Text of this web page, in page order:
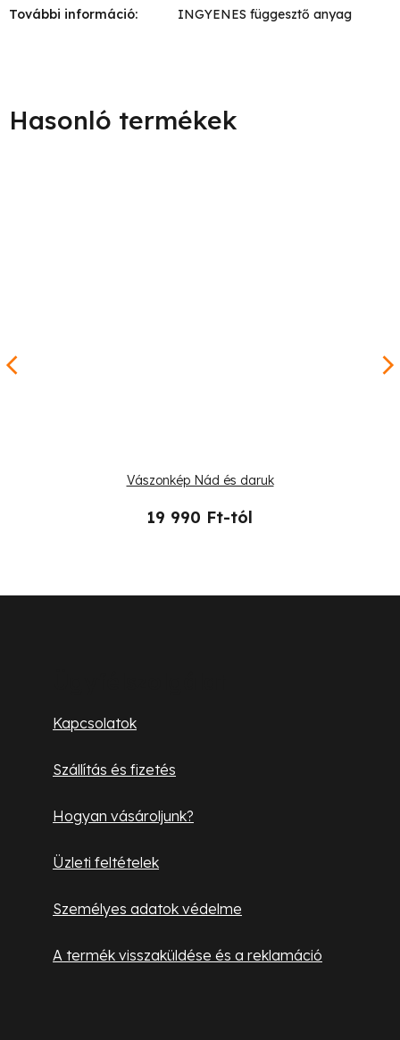
További információ: INGYENES függesztő anyag
Vászonkép Nád és daruk
19 990 Ft-tól
Kapcsolatok
Szállítás és fizetés
Hogyan vásároljunk?
Üzleti feltételek
Személyes adatok védelme
A termék visszaküldése és a reklamáció